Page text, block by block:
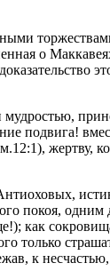
о
мудростью,
подвига!
жертву,
покоя,
как
только
к